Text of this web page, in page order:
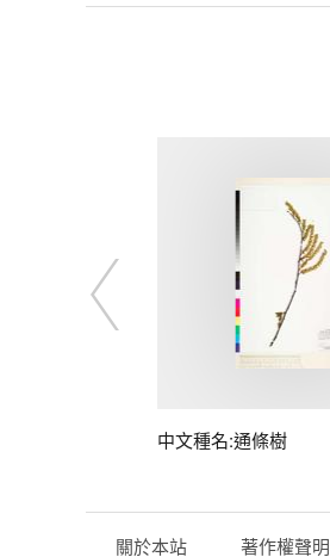
中文種名:通條樹
關於本站 著作權聲明